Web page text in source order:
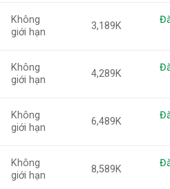
Không
giới hạn
3,189K
Không
giới hạn
4,289K
Không
giới hạn
6,489K
Không
giới hạn
8,589K